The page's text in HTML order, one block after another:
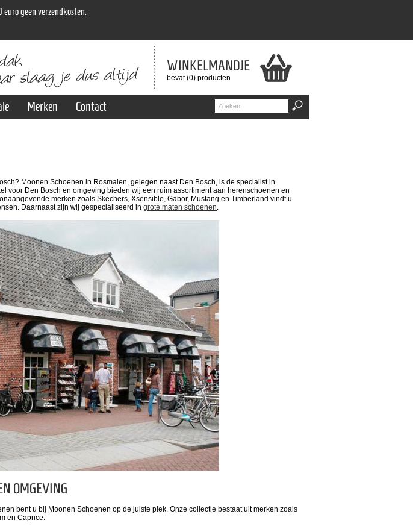
euro geen verzendkosten.
WINKELMANDJE
bevat (0) producten
Merken Contact
Moonen Schoenen in Rosmalen, gelegen naast Den Bosch, is de specialist in
voor Den Bosch en omgeving bieden wij een ruim assortiment aan herenschoenen en
merken zoals Skechers, Xsensible, Gabor, Mustang en Timberland vindt u
Daarnaast zijn wij gespecialiseerd in grote maten schoenen.
OMGEVING
bent u bij Moonen Schoenen op de juiste plek. Onze collectie bestaat uit merken zoals
en Caprice.